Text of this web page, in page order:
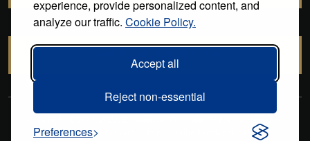
experience, provide personalized content, and
analyze our traffic. Cookie Policy.
Accept all
Reject non-essential
Preferences
reservados. Desarrollado por
.